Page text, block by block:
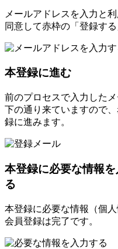
メールアドレスを入力と
同意して赤枠の「登録する
本登録に進む
前のプロセスで入力した
下の通り来ていますので
録に進みます。
本登録に必要な情報
る
本登録に必要な情報（個
会員登録は完了です。